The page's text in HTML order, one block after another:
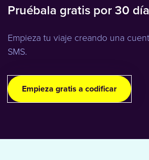
Pruébala gratis por 30
Empieza tu viaje creando una
SMS.
Empieza gratis a codificar